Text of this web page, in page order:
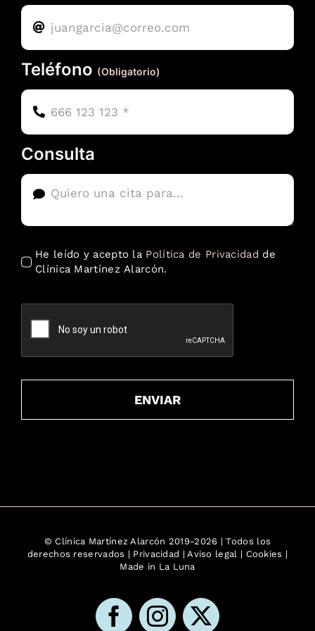
Teléfono (Obligatorio)
Consulta
He leído y acepto la Política de Privacidad de
Clínica Martínez Alarcón.
ENVIAR
© Clínica Martínez Alarcón 2019-2026 | Todos los
derechos reservados | Privacidad | Aviso legal | Cookies |
Made in La Luna
Facebook
Instagram
X